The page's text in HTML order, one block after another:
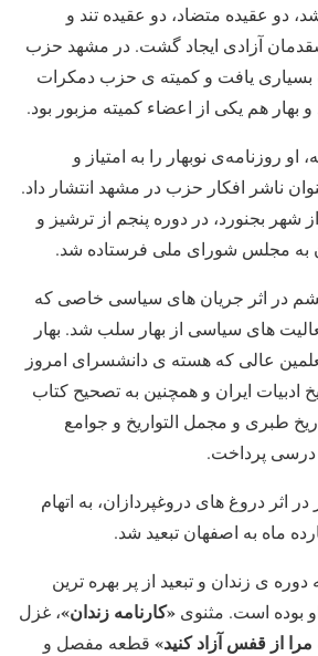
دو عقیده متضاد، دو عقیده تند و
آزادی ایجاد گشت. در مشهد حزب
بسیاری یافت و کمیته ی حزب دمکرات
بهار هم یکی از اعضاء کمیته مزبور بود.
روزنامه‌ی نوبهار را به امتیاز و
ناشر افکار حزب در مشهد انتشار داد.
شهر بجنورد، در دوره پنجم از ترشیز و
به مجلس شورای ملی فرستاده شد.
در اثر جریان های سیاسی خاصی که
های سیاسی از بهار سلب شد. بهار
عالی که هسته ی دانشسرای امروز
ادبیات ایران و همچنین به تصحیح کتاب
طبری و مجمل التواریخ و جوامع
درسی پرداخت.
در اثر دروغ های دروغپردازان، به اتهام
ماه به اصفهان تبعید شد.
ی زندان و تبعید از پر بهره ترین
بوده است. مثنوی «کارنامه زندان»، غزل
از قفس آزاد کنید» قطعه مفصل و